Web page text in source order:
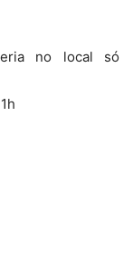
no local só